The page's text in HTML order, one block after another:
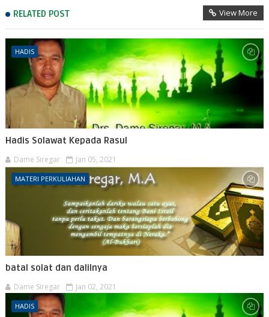
RELATED POST View More
HADIS
Hadis Solawat Kepada Rasul
Dame Siregar Jan 05, 2021
MATERI PERKULIAHAN
batal solat dan dalilnya
Dame Siregar Jan 02, 2021
HADIS